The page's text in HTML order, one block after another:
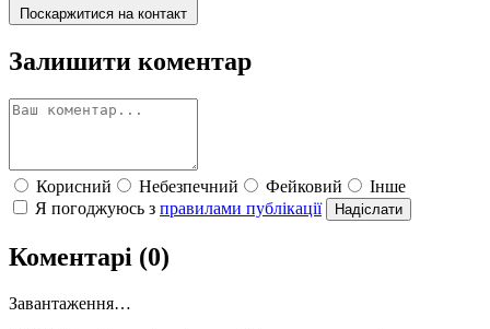
Поскаржитися на контакт
Залишити коментар
Корисний Небезпечний Фейковий
Інше
Я погоджуюсь з правилами публікації Надіслати
Коментарі (0)
Завантаження…